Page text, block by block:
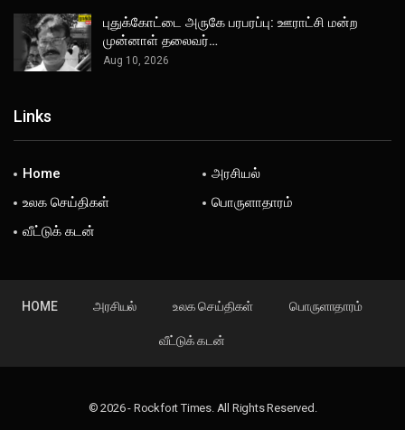
புதுக்கோட்டை அருகே பரபரப்பு: ஊராட்சி மன்ற
முன்னாள் தலைவர்…
Aug 10, 2026
Links
Home
அரசியல்
உலக செய்திகள்
பொருளாதாரம்
வீட்டுக் கடன்
HOME அரசியல் உலக செய்திகள் பொருளாதாரம்
வீட்டுக் கடன்
© 2026 - Rockfort Times. All Rights Reserved.